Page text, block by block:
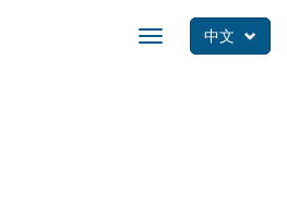
中文
Toggle
navigation